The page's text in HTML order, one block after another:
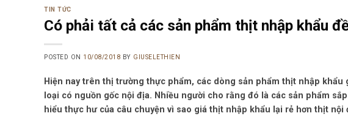
TIN TỨC
Có phải tất cả các sản phẩm thịt nhập khẩu
POSTED ON 10/08/2018 BY GIUSELETHIEN
Hiện nay trên thị trường thực phẩm, các dòng sản phẩm thịt nhập
loại có nguồn gốc nội địa. Nhiều người cho rằng đó là các sản phẩm
hiểu thực hư của câu chuyện vì sao giá thịt nhập khẩu lại rẻ hơn thịt nội